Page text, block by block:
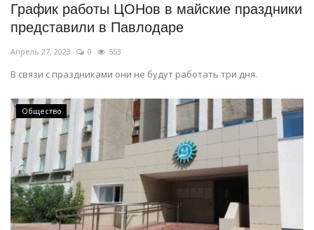
График работы ЦОНов в майские праздники
представили в Павлодаре
Апрель 27, 2023 0 553
В связи с праздниками они не будут работать три дня.
Общество